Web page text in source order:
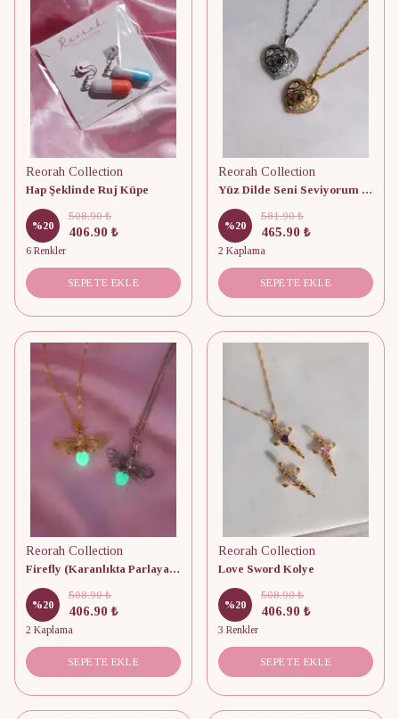
Reorah Collection
Hap Şeklinde Ruj Küpe
%20
508.90 ₺
406.90 ₺
6 Renkler
SEPETE EKLE
Reorah Collection
Yüz Dilde Seni Seviyorum Kolye
%20
581.90 ₺
465.90 ₺
2 Kaplama
SEPETE EKLE
Reorah Collection
Firefly (Karanlıkta Parlayan) Kolye
%20
508.90 ₺
406.90 ₺
2 Kaplama
SEPETE EKLE
Reorah Collection
Love Sword Kolye
%20
508.90 ₺
406.90 ₺
3 Renkler
SEPETE EKLE